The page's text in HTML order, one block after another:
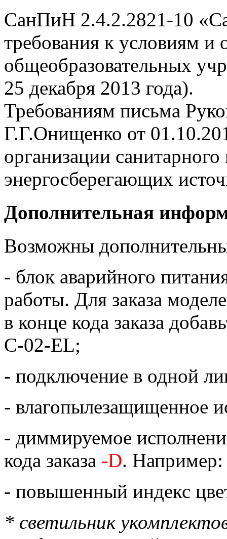
СанПиН 2.4.2.2821-10
требования к условиям и
общеобразовательных
25 декабря 2013 года).
Требованиям письма
Г.Г.Онищенко от
организации
энергосберегающих
Дополнительная
Возможны
- блок аварийного
работы. Для заказа
в конце кода заказа
C-02-EL;
- подключение в одной
- влагопылезащищенное
- диммируемое
кода заказа -D.
- повышенный индекс
* светильник